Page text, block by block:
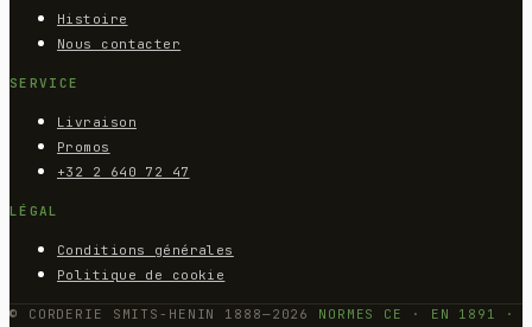
Histoire
Nous contacter
SERVICE
Livraison
Promos
+32 2 640 72 47
LÉGAL
Conditions générales
Politique de cookie
© CORDERIE SMITS-HENIN 1888—2026
NORMES CE · EN 1891 ·